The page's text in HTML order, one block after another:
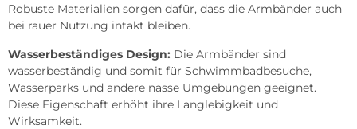
Robuste Materialien sorgen dafür, dass die Armbänder auch
bei rauer Nutzung intakt bleiben.
Wasserbeständiges Design: Die Armbänder sind
wasserbeständig und somit für Schwimmbadbesuche,
Wasserparks und andere nasse Umgebungen geeignet.
Diese Eigenschaft erhöht ihre Langlebigkeit und
Wirksamkeit.